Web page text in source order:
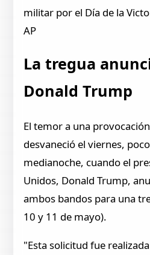
militar por el Día de la
AP
La tregua
Donald Trump
El temor a una
desvaneció el viernes,
medianoche, cuando el
Unidos, Donald Trump,
ambos bandos para una
10 y 11 de mayo).
"Esta solicitud fue